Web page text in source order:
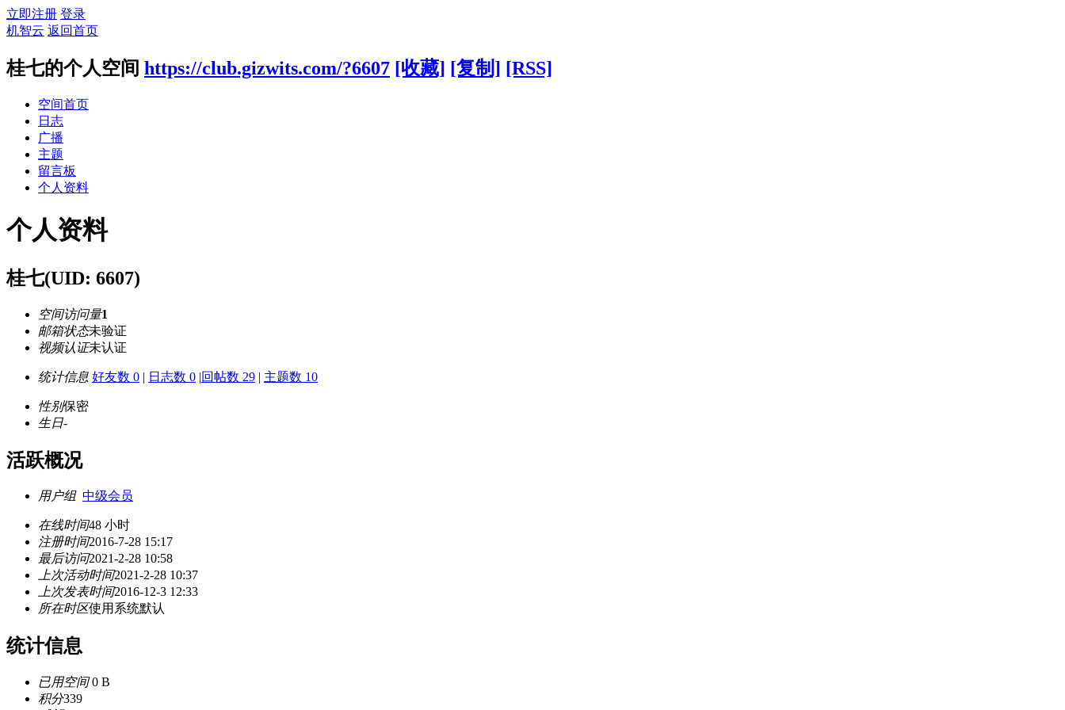
立即注册 登录
机智云 返回首页
桂七的个人空间 https://club.gizwits.com/?6607 [收藏] [复制] [RSS]
空间首页
日志
广播
主题
留言板
个人资料
个人资料
桂七(UID: 6607)
空间访问量1
邮箱状态未验证
视频认证未认证
统计信息 好友数 0 | 日志数 0 |回帖数 29 | 主题数 10
性别保密
生日-
活跃概况
用户组 中级会员
在线时间48 小时
注册时间2016-7-28 15:17
最后访问2021-2-28 10:58
上次活动时间2021-2-28 10:37
上次发表时间2016-12-3 12:33
所在时区使用系统默认
统计信息
已用空间0 B
积分339